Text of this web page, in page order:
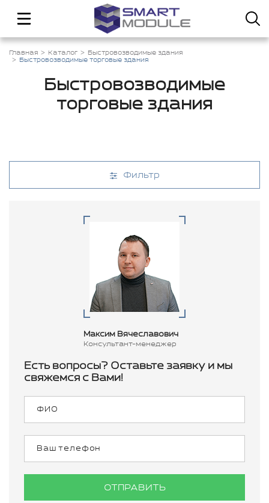
Главная Каталог
Быстровозводимые здания
Быстровозводимые торговые здания
Быстровозводимые
торговые здания
Фильтр
Максим Вячеславович
Консультант-менеджер
Есть вопросы? Оставьте заявку и мы
свяжемся с Вами!
ОТПРАВИТЬ